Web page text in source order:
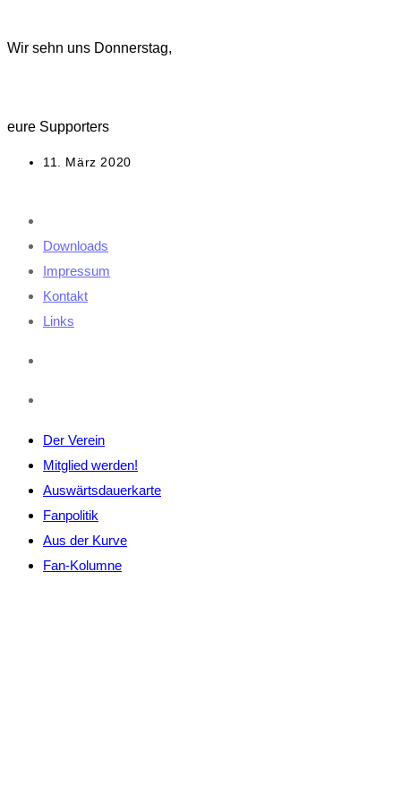
Wir sehn uns Donnerstag,
eure Supporters
Beitrag
11. März 2020
Downloads
Impressum
Kontakt
Links
Der Verein
Mitglied werden!
Auswärtsdauerkarte
Fanpolitik
Aus der Kurve
Fan-Kolumne